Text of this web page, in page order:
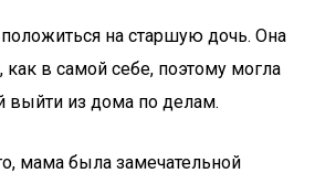
на старшую дочь. Она
в самой себе, поэтому могла
выйти из дома по делам.
мама была замечательной